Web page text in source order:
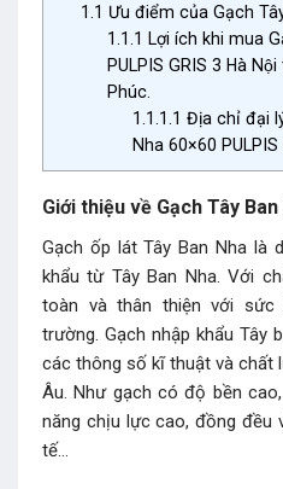
1.1 Ưu điểm của Gạch
1.1.1 Lợi ích khi mua
PULPIS GRIS 3 Hà
Phúc.
1.1.1.1 Địa chỉ đại
Nha 60×60 PULPIS
Giới thiệu về Gạch Tây
Gạch ốp lát Tây Ban Nha là
khẩu từ Tây Ban Nha. Với
toàn và thân thiện với sức
trường. Gạch nhập khẩu Tây
các thông số kĩ thuật và chất
Âu. Như gạch có độ bền
năng chịu lực cao, đồng đều
tế…